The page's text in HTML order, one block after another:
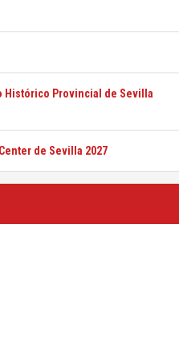
Histórico Provincial de Sevilla
de Sevilla 2027